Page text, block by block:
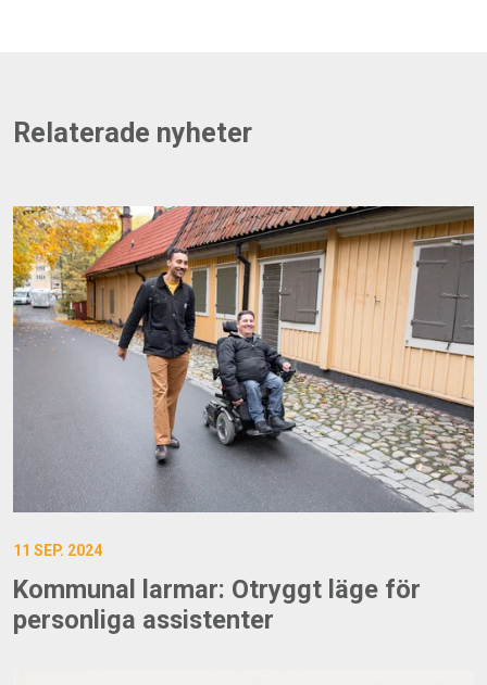
Relaterade nyheter
11 SEP. 2024
Kommunal larmar: Otryggt läge för
personliga assistenter